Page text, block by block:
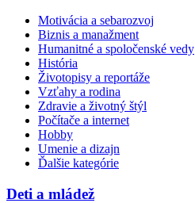
Motivácia a sebarozvoj
Biznis a manažment
Humanitné a spoločenské vedy
História
Životopisy a reportáže
Vzťahy a rodina
Zdravie a životný štýl
Počítače a internet
Hobby
Umenie a dizajn
Ďalšie kategórie
Deti a mládež